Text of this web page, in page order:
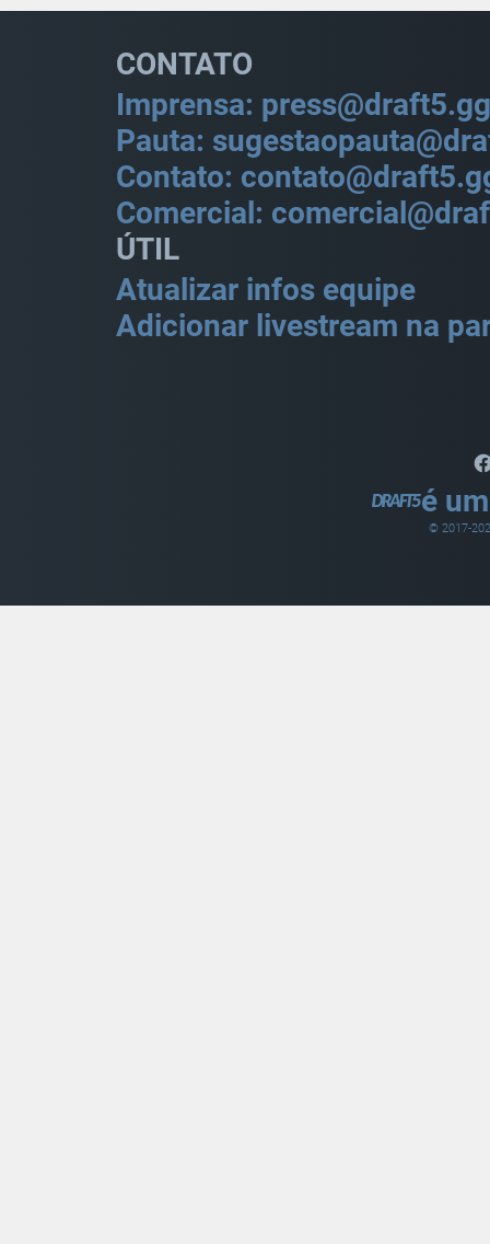
CONTATO
Imprensa: press@draft5.gg
Pauta:
Contato:
Comercial:
ÚTIL
Atualizar infos equipe
Adicionar livestream na
é
© 2017-